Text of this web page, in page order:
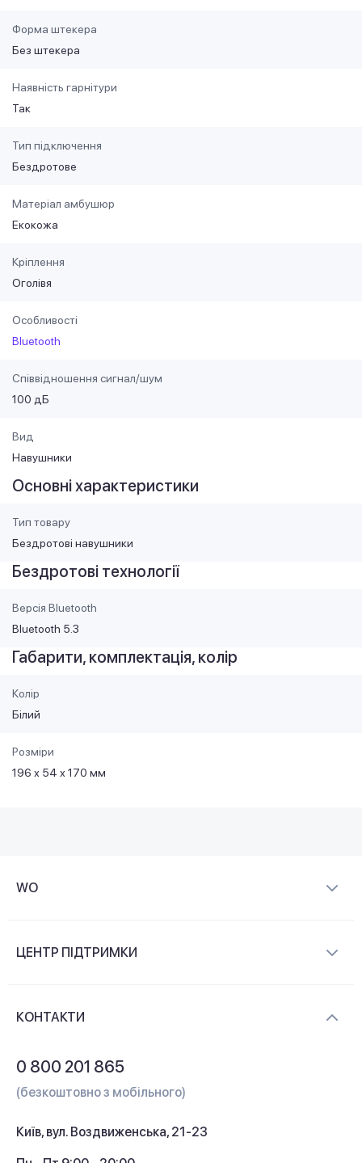
Форма штекера
Без штекера
Наявність гарнітури
Так
Тип підключення
Бездротове
Матеріал амбушюр
Екокожа
Кріплення
Оголівя
Особливості
Bluetooth
Співвідношення сигнал/шум
100 дБ
Вид
Навушники
Основні характеристики
Тип товару
Бездротові навушники
Бездротові технології
Версія Bluetooth
Bluetooth 5.3
Габарити, комплектація, колір
Колір
Білий
Розміри
196 х 54 х 170 мм
WO
Контакти
ЦЕНТР ПІДТРИМКИ
Кешбек
КОНТАКТИ
0 800 201 865
(безкоштовно з мобільного)
Київ, вул. Воздвиженська, 21-23